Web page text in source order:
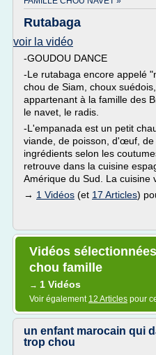
Rutabaga
voir la vidéo
-GOUDOU DANCE
-Le rutabaga encore appelé
chou de Siam, choux
appartenant à la famille des
le navet, le radis.
-L'empanada est un petit
viande, de poisson, d'œuf,
ingrédients selon les
retrouve dans la cuisine
Amérique du Sud. La cuisine
→ 1 Vidéos (et 17 Articles)
Vidéos
chou famille
→ 1 Vidéos
Voir également 12 Articles pour
un enfant marocain qui
trop chou